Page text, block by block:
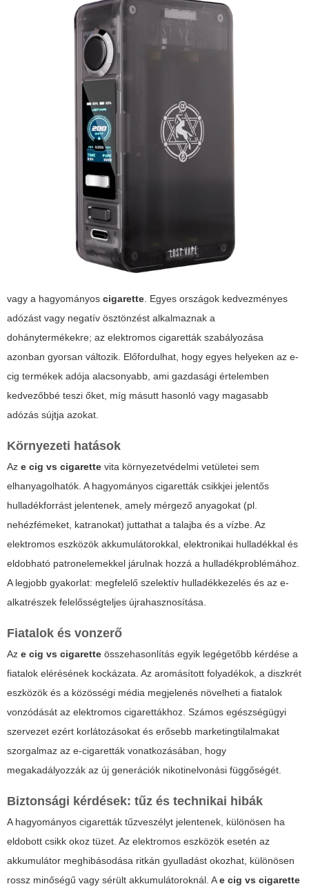
vagy a hagyományos cigarette. Egyes országok kedvezményes
adózást vagy negatív ösztönzést alkalmaznak a
dohánytermékekre; az elektromos cigaretták szabályozása
azonban gyorsan változik. Előfordulhat, hogy egyes helyeken az e-
cig termékek adója alacsonyabb, ami gazdasági értelemben
kedvezőbbé teszi őket, míg másutt hasonló vagy magasabb
adózás sújtja azokat.
Környezeti hatások
Az e cig vs cigarette vita környezetvédelmi vetületei sem
elhanyagolhatók. A hagyományos cigaretták csikkjei jelentős
hulladékforrást jelentenek, amely mérgező anyagokat (pl.
nehézfémeket, katranokat) juttathat a talajba és a vízbe. Az
elektromos eszközök akkumulátorokkal, elektronikai hulladékkal és
eldobható patronelemekkel járulnak hozzá a hulladékproblémához.
A legjobb gyakorlat: megfelelő szelektív hulladékkezelés és az e-
alkatrészek felelősségteljes újrahasznosítása.
Fiatalok és vonzerő
Az e cig vs cigarette összehasonlítás egyik legégetőbb kérdése a
fiatalok elérésének kockázata. Az aromásított folyadékok, a diszkrét
eszközök és a közösségi média megjelenés növelheti a fiatalok
vonzódását az elektromos cigarettákhoz. Számos egészségügyi
szervezet ezért korlátozásokat és erősebb marketingtilalmakat
szorgalmaz az e-cigaretták vonatkozásában, hogy
megakadályozzák az új generációk nikotinelvonási függőségét.
Biztonsági kérdések: tűz és technikai hibák
A hagyományos cigaretták tűzveszélyt jelentenek, különösen ha
eldobott csikk okoz tüzet. Az elektromos eszközök esetén az
akkumulátor meghibásodása ritkán gyulladást okozhat, különösen
rossz minőségű vagy sérült akkumulátoroknál. Ae cig vs cigarette